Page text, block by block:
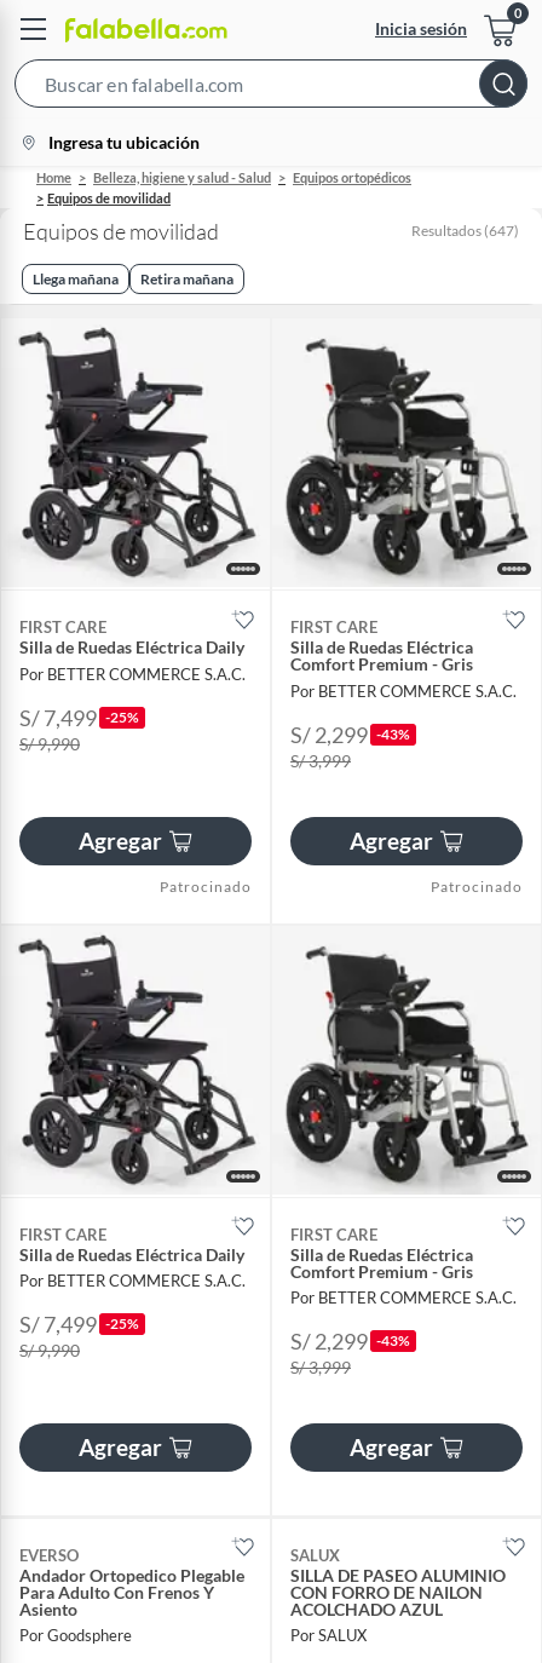
Inicia sesión
Bar
location-
icon
Ingresa tu ubicación
Home Belleza, higiene y salud - Salud
Equipos ortopédicos
Equipos de movilidad
Equipos de movilidad Resultados (647)
Llega mañana Retira mañana
FIRST CARE
Silla de Ruedas Eléctrica Daily
Por BETTER COMMERCE S.A.C.
S/ 7,499 -25%
S/ 9,990
Agregar
Patrocinado
FIRST CARE
Silla de Ruedas Eléctrica
Comfort Premium - Gris
Por BETTER COMMERCE S.A.C.
S/ 2,299 -43%
S/ 3,999
Agregar
Patrocinado
FIRST CARE
Silla de Ruedas Eléctrica Daily
Por BETTER COMMERCE S.A.C.
S/ 7,499 -25%
S/ 9,990
Agregar
FIRST CARE
Silla de Ruedas Eléctrica
Comfort Premium - Gris
Por BETTER COMMERCE S.A.C.
S/ 2,299 -43%
S/ 3,999
Agregar
EVERSO
Andador Ortopedico Plegable
Para Adulto Con Frenos Y
Asiento
Por Goodsphere
SALUX
SILLA DE PASEO ALUMINIO
CON FORRO DE NAILON
ACOLCHADO AZUL
Por SALUX